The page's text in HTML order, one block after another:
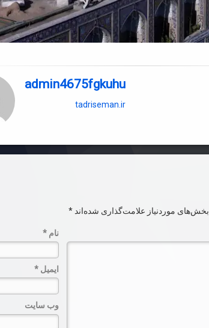
admin4675fgkuhu
tadriseman.ir
بخش‌های موردنیاز علامت‌گذاری شده‌اند *
نام*
ایمیل*
وب‌ سایت